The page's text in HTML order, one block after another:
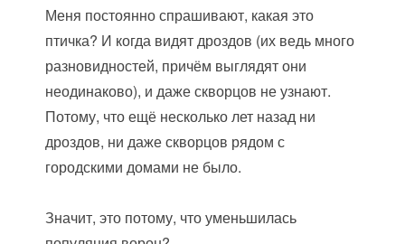
Меня постоянно спрашивают, какая это
птичка? И когда видят дроздов (их ведь много
разновидностей, причём выглядят они
неодинаково), и даже скворцов не узнают.
Потому, что ещё несколько лет назад ни
дроздов, ни даже скворцов рядом с
городскими домами не было.
Значит, это потому, что уменьшилась